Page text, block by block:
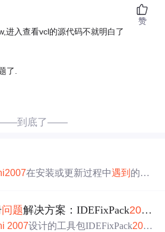
进入查看vcl的源代码不就明白了
了.
赞
到底了——
2007在安装或更新过程中遇到 的H
。
问题解决方案：IDEFixPack2007
2007设计的工具包IDEFixPack200